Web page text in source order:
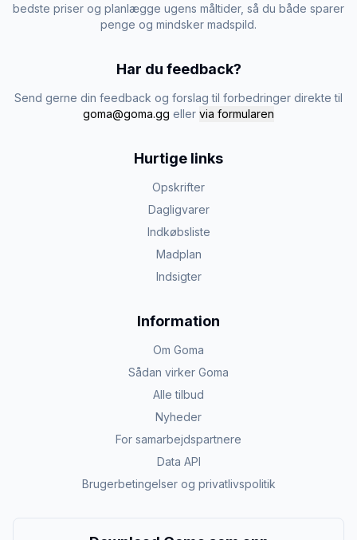
bedste priser og planlægge ugens måltider, så du både sparer
penge og mindsker madspild.
Har du feedback?
Send gerne din feedback og forslag til forbedringer direkte til
goma@goma.gg eller via formularen
Hurtige links
Opskrifter
Dagligvarer
Indkøbsliste
Madplan
Indsigter
Information
Om Goma
Sådan virker Goma
Alle tilbud
Nyheder
For samarbejdspartnere
Data API
Brugerbetingelser og privatlivspolitik